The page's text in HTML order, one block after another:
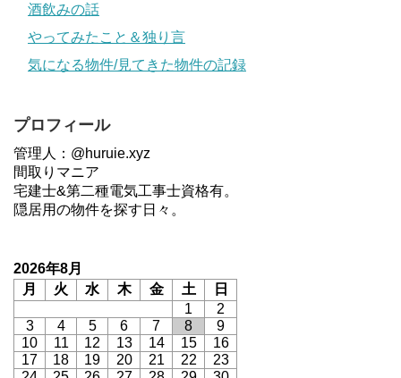
酒飲みの話
やってみたこと＆独り言
気になる物件/見てきた物件の記録
プロフィール
管理人：@huruie.xyz
間取りマニア
宅建士&第二種電気工事士資格有。
隠居用の物件を探す日々。
2026年8月
月
火 水 木 金 土
日
1
2
3
4 5 6 7 8
9
10
11 12 13 14 15
16
17
18 19 20 21 22
23